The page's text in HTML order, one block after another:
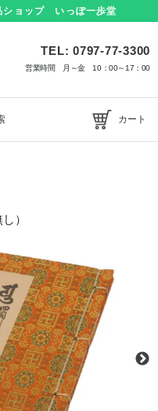
ショップ いっぽ一歩堂
TEL: 0797-77-3300
営業時間 月～金 10：00～17：00
カート
）